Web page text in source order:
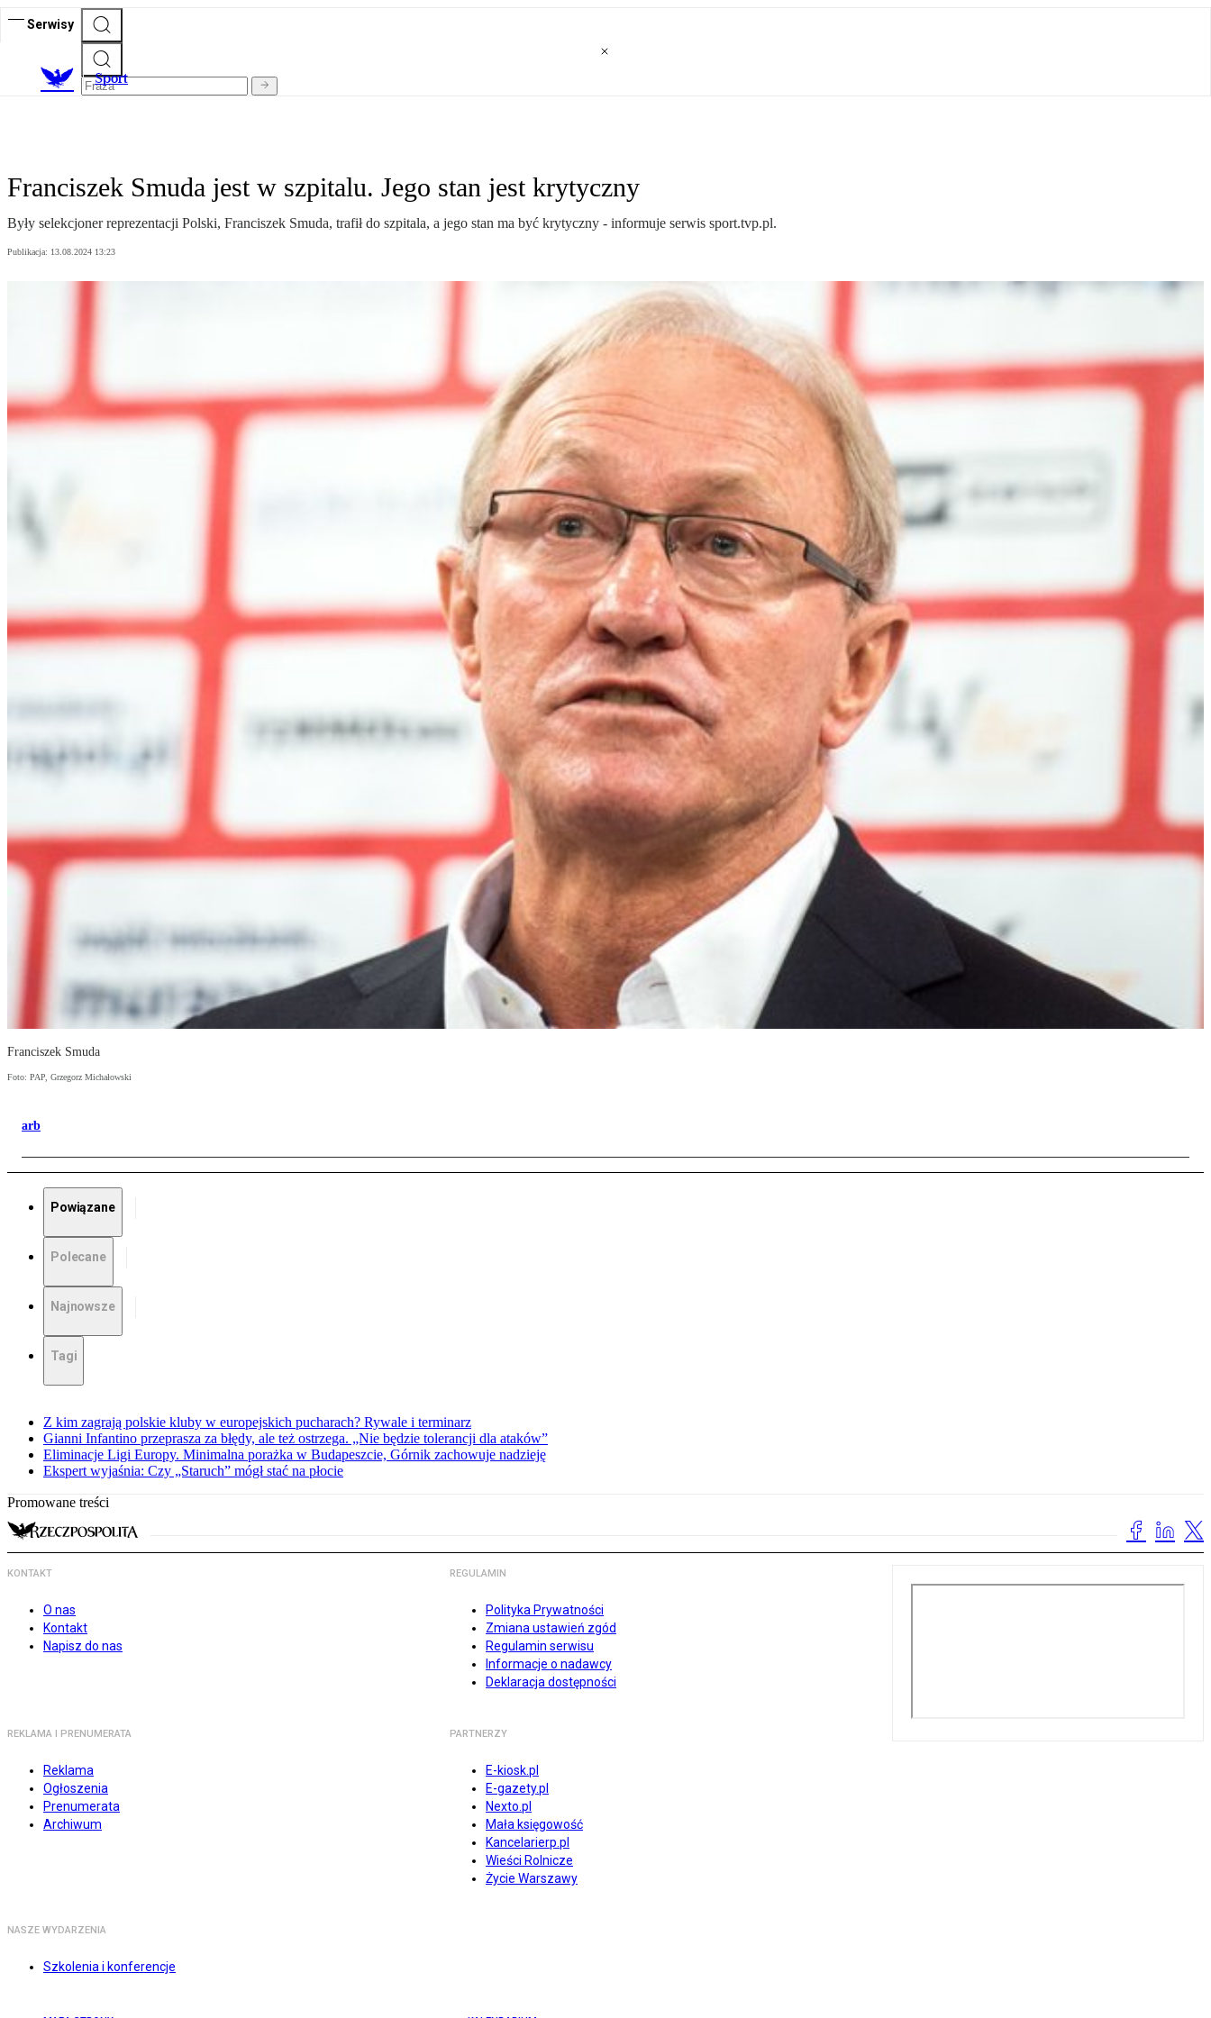
Serwisy
Sport
Franciszek Smuda jest w szpitalu. Jego stan jest krytyczny
Były selekcjoner reprezentacji Polski, Franciszek Smuda, trafił do szpitala, a jego stan ma być krytyczny - informuje serwis sport.tvp.pl.
Publikacja: 13.08.2024 13:23
Franciszek Smuda
Foto: PAP, Grzegorz Michałowski
arb
Powiązane
Polecane
Najnowsze
Tagi
Z kim zagrają polskie kluby w europejskich pucharach? Rywale i terminarz
Gianni Infantino przeprasza za błędy, ale też ostrzega. „Nie będzie tolerancji dla ataków”
Eliminacje Ligi Europy. Minimalna porażka w Budapeszcie, Górnik zachowuje nadzieję
Ekspert wyjaśnia: Czy „Staruch” mógł stać na płocie
Promowane treści
KONTAKT
O nas
Kontakt
Napisz do nas
REGULAMIN
Polityka Prywatności
Zmiana ustawień zgód
Regulamin serwisu
Informacje o nadawcy
Deklaracja dostępności
REKLAMA I PRENUMERATA
Reklama
Ogłoszenia
Prenumerata
Archiwum
PARTNERZY
E-kiosk.pl
E-gazety.pl
Nexto.pl
Mała księgowość
Kancelarierp.pl
Wieści Rolnicze
Życie Warszawy
NASZE WYDARZENIA
Szkolenia i konferencje